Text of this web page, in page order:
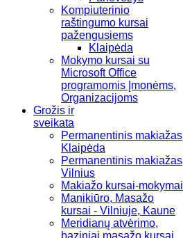
Kompiuterinio
raštingumo kursai
pažengusiems
Klaipėda
Mokymo kursai su
Microsoft Office
programomis Įmonėms,
Organizacijoms
Grožis ir
sveikata
Permanentinis makiažas
Klaipėda
Permanentinis makiažas
Vilnius
Makiažo kursai-mokymai
Manikiūro, Masažo
kursai - Vilniuje, Kaune
Meridianų atvėrimo,